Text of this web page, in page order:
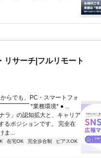
リサーチ|フルリモート
らでも、PC・スマートフォ
*業務環境* ● ...
ラ」の認知拡大と、キャリア
るポジションです。 完全在
ま...
在宅OK 完全歩合制
ピアスOK